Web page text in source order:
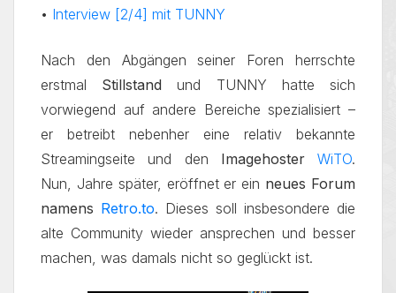
• Interview [2/4] mit TUNNY
Nach den Abgängen seiner Foren herrschte
erstmal Stillstand und TUNNY hatte sich
vorwiegend auf andere Bereiche spezialisiert –
er betreibt nebenher eine relativ bekannte
Streamingseite und den Imagehoster WiTO.
Nun, Jahre später, eröffnet er ein neues Forum
namens Retro.to. Dieses soll insbesondere die
alte Community wieder ansprechen und besser
machen, was damals nicht so geglückt ist.